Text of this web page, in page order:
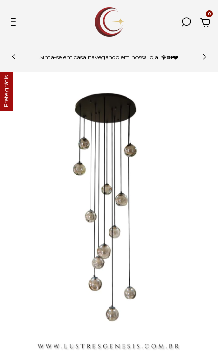
0
Sinta-se em casa navegando em nossa loja. 💎🏡❤️
Frete grátis